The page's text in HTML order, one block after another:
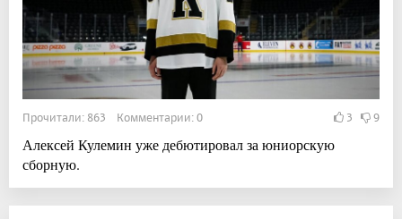
Прочитали: 863 Комментарии: 0 3 9
Алексей Кулемин уже дебютировал за юниорскую
сборную.